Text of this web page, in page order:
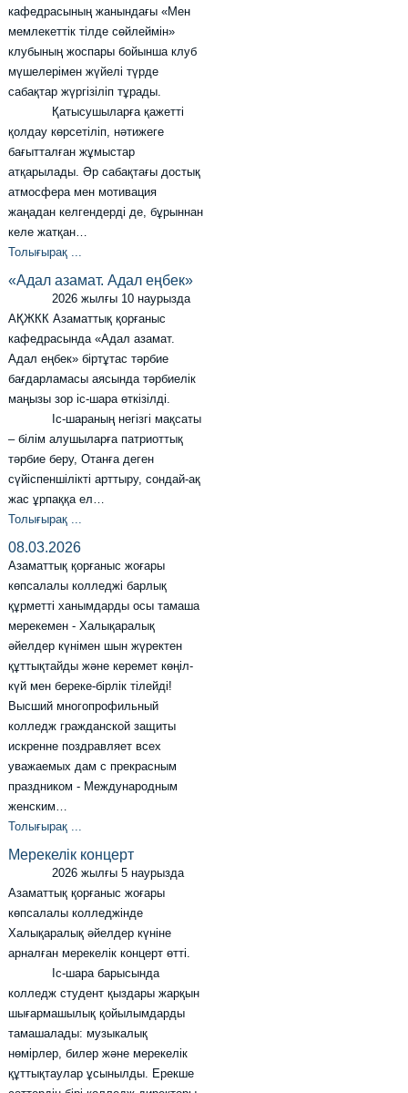
кафедрасының жанындағы «Мен
мемлекеттік тілде сөйлеймін»
клубының жоспары бойынша клуб
мүшелерімен жүйелі түрде
сабақтар жүргізіліп тұрады.
Қатысушыларға қажетті
қолдау көрсетіліп, нәтижеге
бағытталған жұмыстар
атқарылады. Әр сабақтағы достық
атмосфера мен мотивация
жаңадан келгендерді де, бұрыннан
келе жатқан…
Толығырақ ...
«Адал азамат. Адал еңбек»
2026 жылғы 10 наурызда
АҚЖКК Азаматтық қорғаныс
кафедрасында «Адал азамат.
Адал еңбек» біртұтас тәрбие
бағдарламасы аясында тәрбиелік
маңызы зор іс-шара өткізілді.
Іс-шараның негізгі мақсаты
– білім алушыларға патриоттық
тәрбие беру, Отанға деген
сүйіспеншілікті арттыру, сондай-ақ
жас ұрпаққа ел…
Толығырақ ...
08.03.2026
Азаматтық қорғаныс жоғары
көпсалалы колледжі барлық
құрметті ханымдарды осы тамаша
мерекемен - Халықаралық
әйелдер күнімен шын жүректен
құттықтайды және керемет көңіл-
күй мен береке-бірлік тілейді!
Высший многопрофильный
колледж гражданской защиты
искренне поздравляет всех
уважаемых дам с прекрасным
праздником - Международным
женским…
Толығырақ ...
Мерекелік концерт
2026 жылғы 5 наурызда
Азаматтық қорғаныс жоғары
көпсалалы колледжінде
Халықаралық әйелдер күніне
арналған мерекелік концерт өтті.
Іс-шара барысында
колледж студент қыздары жарқын
шығармашылық қойылымдарды
тамашалады: музыкалық
нөмірлер, билер және мерекелік
құттықтаулар ұсынылды. Ерекше